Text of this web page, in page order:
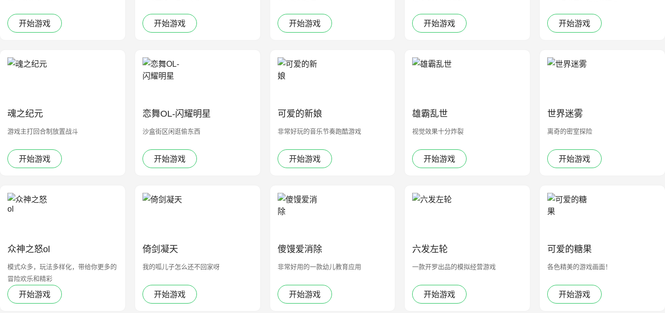
开始游戏 开始游戏 开始游戏 开始游戏 开始游戏
魂之纪元
游戏主打回合制放置战斗
开始游戏
恋舞OL-闪耀明星
沙盒街区闲逛偷东西
开始游戏
可爱的新娘
非常好玩的音乐节奏跑酷游戏
开始游戏
雄霸乱世
视觉效果十分炸裂
开始游戏
世界迷雾
离奇的密室探险
开始游戏
众神之怒ol
模式众多，玩法多样化，带给你更多的
冒险欢乐和精彩
开始游戏
倚剑凝天
我的呱儿子怎么还不回家呀
开始游戏
傻馒爱消除
非常好用的一款幼儿教育应用
开始游戏
六发左轮
一款开罗出品的模拟经营游戏
开始游戏
可爱的糖果
各色精美的游戏画面！
开始游戏